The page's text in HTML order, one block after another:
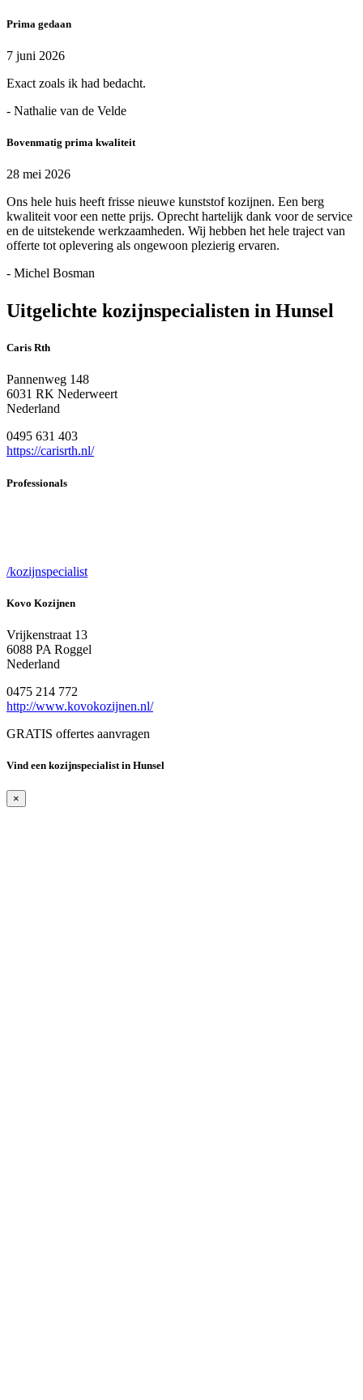
Prima gedaan
7 juni 2026
Exact zoals ik had bedacht.
- Nathalie van de Velde
Bovenmatig prima kwaliteit
28 mei 2026
Ons hele huis heeft frisse nieuwe kunststof kozijnen. Een berg
kwaliteit voor een nette prijs. Oprecht hartelijk dank voor de service
en de uitstekende werkzaamheden. Wij hebben het hele traject van
offerte tot oplevering als ongewoon plezierig ervaren.
- Michel Bosman
Uitgelichte kozijnspecialisten in Hunsel
Caris Rth
Pannenweg 148
6031 RK Nederweert
Nederland
0495 631 403
https://carisrth.nl/
Professionals
/kozijnspecialist
Kovo Kozijnen
Vrijkenstraat 13
6088 PA Roggel
Nederland
0475 214 772
http://www.kovokozijnen.nl/
GRATIS offertes aanvragen
Vind een kozijnspecialist in Hunsel
×